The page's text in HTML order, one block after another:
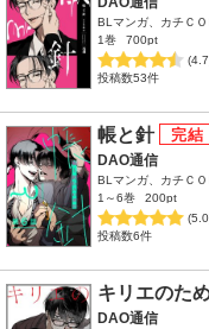
BLマンガ、カチＣ
1巻
700pt
投稿数53件
帳と針
DAO通信
BLマンガ、カチＣＯ
1～6巻
200pt
投稿数6件
キリエのた
DAO通信